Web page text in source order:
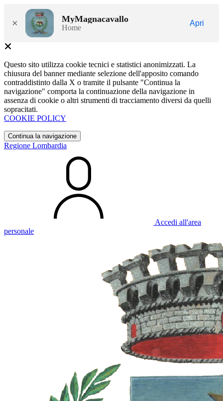
× MyMagnacavallo
Home
Apri
Questo sito utilizza cookie tecnici e statistici anonimizzati. La
chiusura del banner mediante selezione dell'apposito comando
contraddistinto dalla X o tramite il pulsante "Continua la
navigazione" comporta la continuazione della navigazione in
assenza di cookie o altri strumenti di tracciamento diversi da quelli
sopracitati.
COOKIE POLICY
Continua la navigazione
Regione Lombardia
Accedi all'area
personale